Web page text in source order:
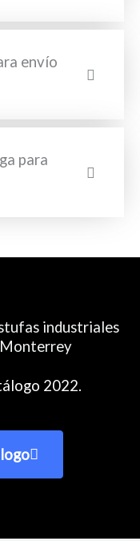
envío
para
industriales
Monterrey
2022.